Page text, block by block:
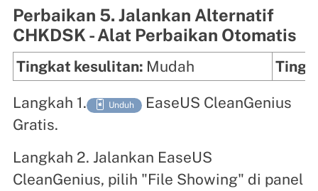
Perbaikan 5. Jalankan Alternatif
CHKDSK - Alat Perbaikan Otomatis
Tingkat kesulitan: Mudah
Langkah 1.  Unduh
EaseUS CleanGenius
Gratis.
Langkah 2. Jalankan EaseUS
CleanGenius, pilih "File Showing" di panel